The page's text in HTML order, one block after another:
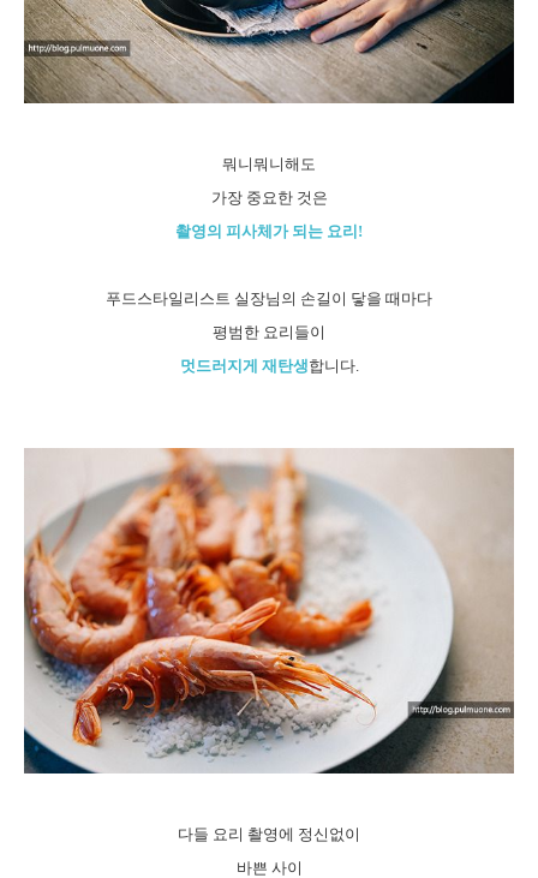
뭐니뭐니해도
가장 중요한 것은
촬영의 피사체가 되는 요리!
푸드스타일리스트 실장님의 손길이 닿을 때마다
평범한 요리들이
멋드러지게 재탄생합니다.
다들 요리 촬영에 정신없이
바쁜 사이